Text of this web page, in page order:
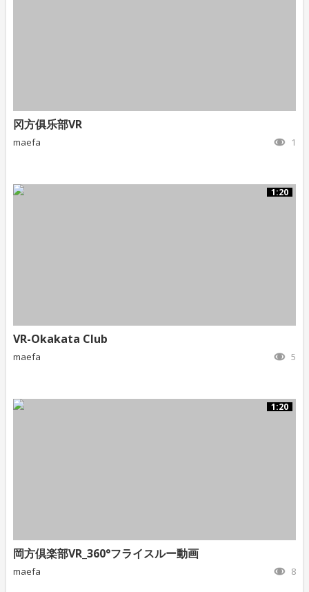
冈方俱乐部VR
maefa 1
1:20
VR-Okakata Club
maefa 5
1:20
岡方倶楽部VR_360°フライスルー動画
maefa 8